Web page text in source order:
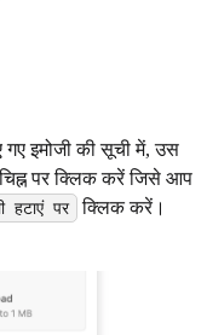
इमोजी की सूची में, उस
पर क्लिक करें जिसे आप
हटाएं पर क्लिक करें।